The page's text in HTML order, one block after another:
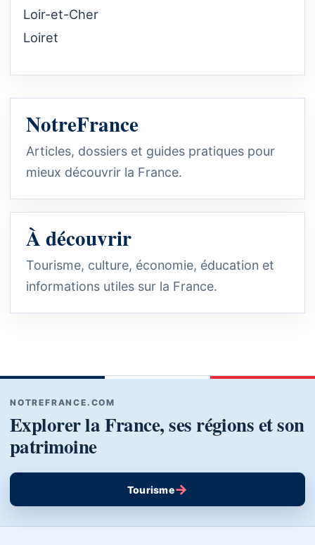
Loir-et-Cher
Loiret
NotreFrance
Articles, dossiers et guides pratiques pour
mieux découvrir la France.
À découvrir
Tourisme, culture, économie, éducation et
informations utiles sur la France.
NOTREFRANCE.COM
Explorer la France, ses régions et son
patrimoine
Tourisme→